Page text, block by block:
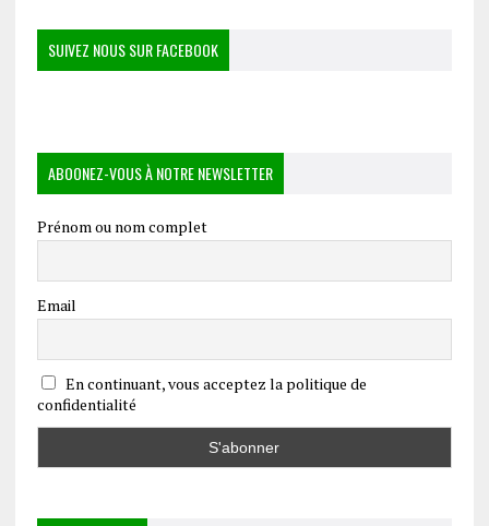
SUIVEZ NOUS SUR FACEBOOK
ABOONEZ-VOUS À NOTRE NEWSLETTER
Prénom ou nom complet
Email
En continuant, vous acceptez la politique de
confidentialité